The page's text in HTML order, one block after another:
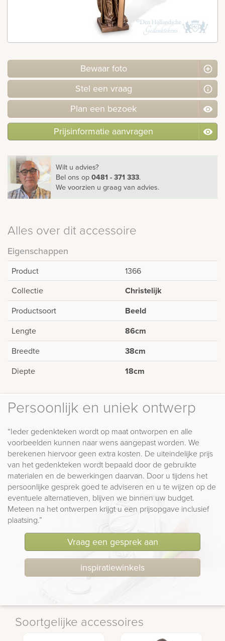
Bewaar foto
Stel een vraag
Plan een bezoek
Prijsinformatie aanvragen
Wilt u advies?
Bel ons op0481 - 371 333.
We voorzien u graag van advies.
Alles over dit accessoire
Eigenschappen
Product
1366
Collectie
Christelijk
Productsoort Beeld
Lengte 86cm
Breedte 38cm
Diepte 18cm
Persoonlijk en uniek ontwerp
“Ieder gedenkteken wordt op maat ontworpen en alle
voorbeelden kunnen naar wens aangepast worden. We
berekenen hiervoor geen extra kosten. De uiteindelijke prijs
van het gedenkteken wordt bepaald door de gebruikte
materialen en de bewerkingen daarvan. Door u tijdens het
persoonlijke gesprek goed te adviseren en u te wijzen op de
eventuele alternatieven, blijven we binnen uw budget.
Meteen na het ontwerpen krijgt u een prijsopgave inclusief
plaatsing.”
Vraag een gesprek aan
inspiratiewinkels
Soortgelijke accessoires